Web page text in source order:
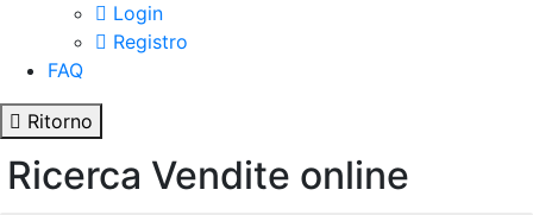
Login
Registro
FAQ
Ritorno
Ricerca Vendite online